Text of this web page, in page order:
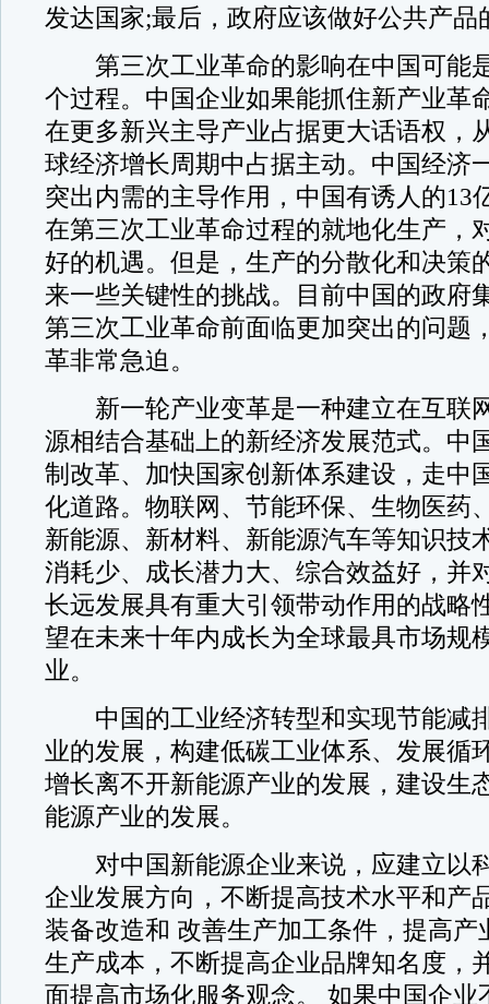
发达国家;最后，政府应该做好公共产品
第三次工业革命的影响在中国可能
个过程。中国企业如果能抓住新产业革
在更多新兴主导产业占据更大话语权，
球经济增长周期中占据主动。中国经济
突出内需的主导作用，中国有诱人的13
在第三次工业革命过程的就地化生产，
好的机遇。但是，生产的分散化和决策
来一些关键性的挑战。目前中国的政府
第三次工业革命前面临更加突出的问题
革非常急迫。
新一轮产业变革是一种建立在互联
源相结合基础上的新经济发展范式。中
制改革、加快国家创新体系建设，走中
化道路。物联网、节能环保、生物医药
新能源、新材料、新能源汽车等知识技
消耗少、成长潜力大、综合效益好，并
长远发展具有重大引领带动作用的战略
望在未来十年内成长为全球最具市场规
业。
中国的工业经济转型和实现节能减
业的发展，构建低碳工业体系、发展循
增长离不开新能源产业的发展，建设生
能源产业的发展。
对中国新能源企业来说，应建立以
企业发展方向，不断提高技术水平和产
装备改造和 改善生产加工条件，提高产
生产成本，不断提高企业品牌知名度，
面提高市场化服务观念。 如果中国企业